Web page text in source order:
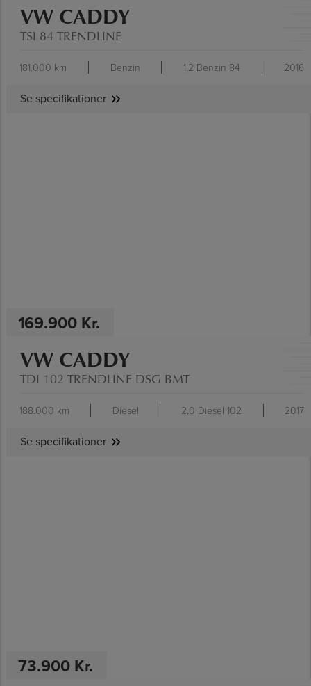
VW CADDY
TSI 84 TRENDLINE
181.000 km Benzin 1,2 Benzin 84 2016
Se specifikationer
169.900 Kr.
VW CADDY
TDI 102 TRENDLINE DSG BMT
188.000 km Diesel 2,0 Diesel 102 2017
Se specifikationer
73.900 Kr.